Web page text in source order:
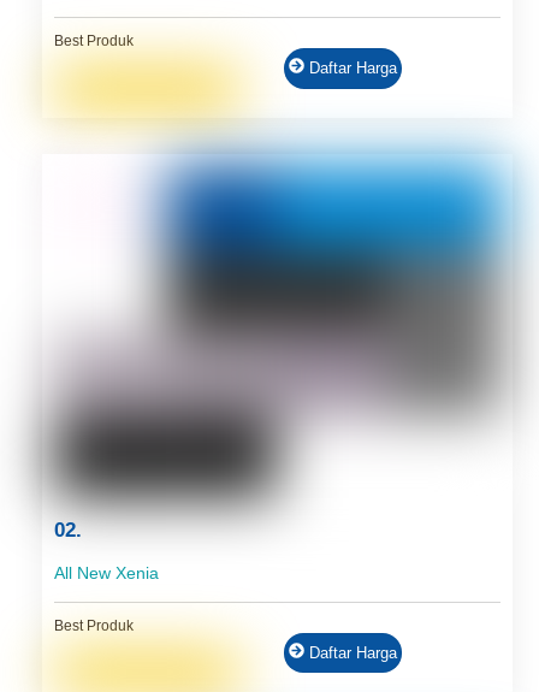
Best Produk
Daftar Harga
02.
All New Xenia
Best Produk
Daftar Harga